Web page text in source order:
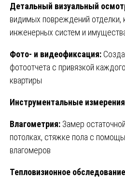
Детальный визуальный
видимых повреждений отделки,
инженерных систем и
Фото- и видеофиксация:
фотоотчета с привязкой
квартиры
Инструментальные
Влагометрия: Замер
потолках, стяжке пола с
влагомеров
Тепловизионное